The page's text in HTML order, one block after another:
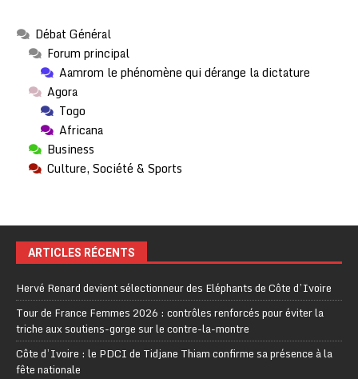
Débat Général
Forum principal
Aamrom le phénomène qui dérange la dictature
Agora
Togo
Africana
Business
Culture, Société & Sports
ARTICLES RÉCENTS
Hervé Renard devient sélectionneur des Eléphants de Côte d’Ivoire
Tour de France Femmes 2026 : contrôles renforcés pour éviter la
triche aux soutiens-gorge sur le contre-la-montre
Côte d’Ivoire : le PDCI de Tidjane Thiam confirme sa présence à la
fête nationale